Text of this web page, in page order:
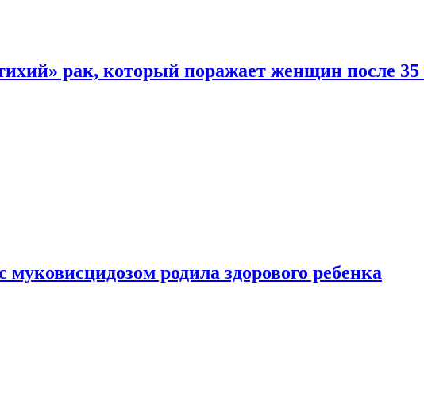
рак, который поражает женщин после 35
родила здорового ребенка